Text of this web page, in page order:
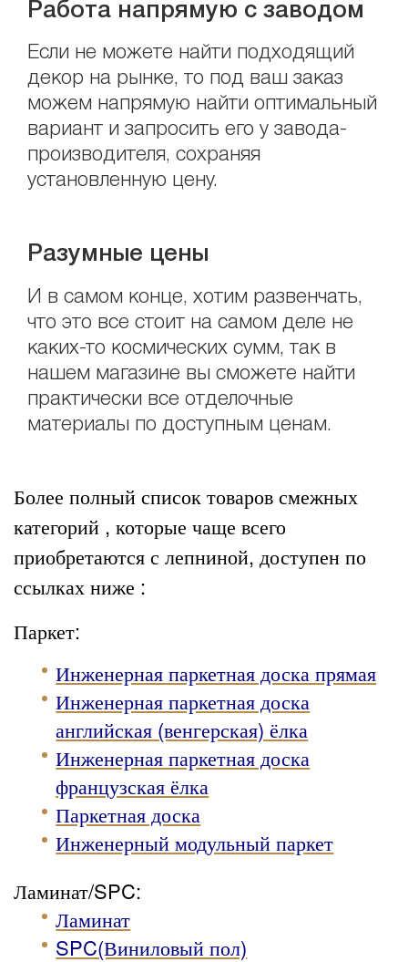
Работа напрямую с заводом
Если не можете найти подходящий
декор на рынке, то под ваш заказ
можем напрямую найти оптимальный
вариант и запросить его у завода-
производителя, сохраняя
установленную цену.
Разумные цены
И в самом конце, хотим развенчать,
что это все стоит на самом деле не
каких-то космических сумм, так в
нашем магазине вы сможете найти
практически все отделочные
материалы по доступным ценам.
Более полный список товаров смежных
категорий , которые чаще всего
приобретаются с лепниной, доступен по
ссылках ниже :
Паркет:
Инженерная паркетная доска прямая
Инженерная паркетная доска
английская (венгерская) ёлка
Инженерная паркетная доска
французская ёлка
Паркетная доска
Инженерный модульный паркет
Ламинат/SPC:
Ламинат
SPC(Виниловый пол)